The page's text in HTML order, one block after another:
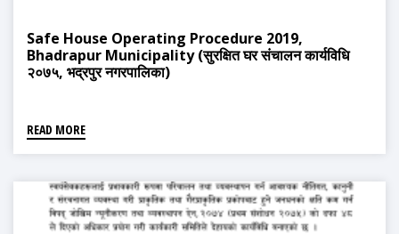
Safe House Operating Procedure 2019,
Bhadrapur Municipality (सुरक्षित घर संचालन कार्यविधि
२०७५, भद्रपुर नगरपालिका)
READ MORE